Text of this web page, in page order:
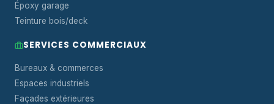
Époxy garage
Teinture bois/deck
SERVICES COMMERCIAUX
Bureaux & commerces
Espaces industriels
Façades extérieures